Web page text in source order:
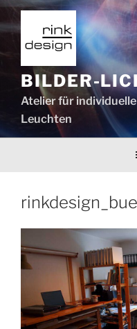
Zum
Inhalt
springen
BILDER-
Atelier für
Leuchten